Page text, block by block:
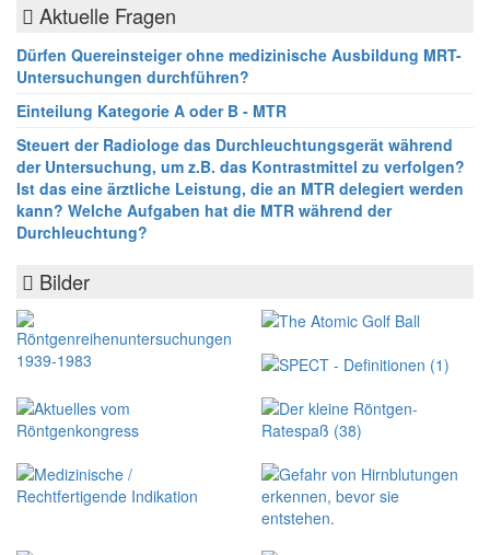
Aktuelle Fragen
Dürfen Quereinsteiger ohne medizinische Ausbildung MRT-
Untersuchungen durchführen?
Einteilung Kategorie A oder B - MTR
Steuert der Radiologe das Durchleuchtungsgerät während
der Untersuchung, um z.B. das Kontrastmittel zu verfolgen?
Ist das eine ärztliche Leistung, die an MTR delegiert werden
kann? Welche Aufgaben hat die MTR während der
Durchleuchtung?
Bilder